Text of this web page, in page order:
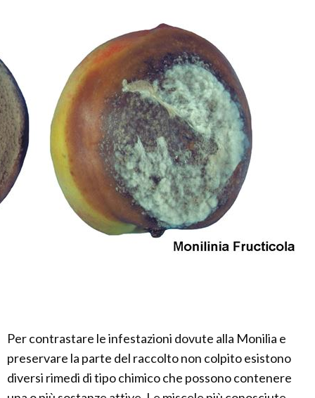
Per contrastare le infestazioni dovute alla Monilia e
preservare la parte del raccolto non colpito esistono
diversi rimedi di tipo chimico che possono contenere